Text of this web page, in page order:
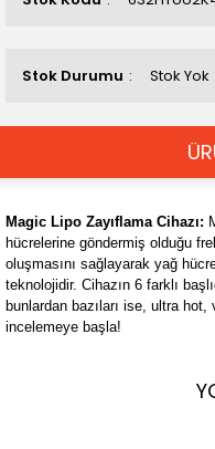
Stok Durumu Stok Yok
Magic Lipo Zayıflama Cihazı:
hücrelerine göndermiş olduğu
oluşmasını sağlayarak yağ
teknolojidir. Cihazın 6 farklı
bunlardan bazıları ise, ultra
incelemeye başla!